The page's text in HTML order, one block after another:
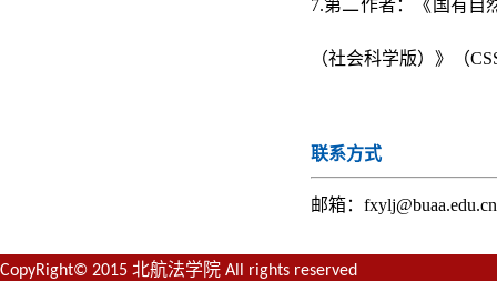
7.第二作者：《国有自
（社会科学版）》（
联系方式
邮箱：fxylj@buaa.edu.cn
CopyRight© 2015 北航法学院 All rights reserved